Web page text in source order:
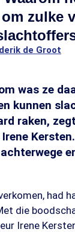
zulke
de Groot
was ze
kunnen
raken,
had
die
Irene